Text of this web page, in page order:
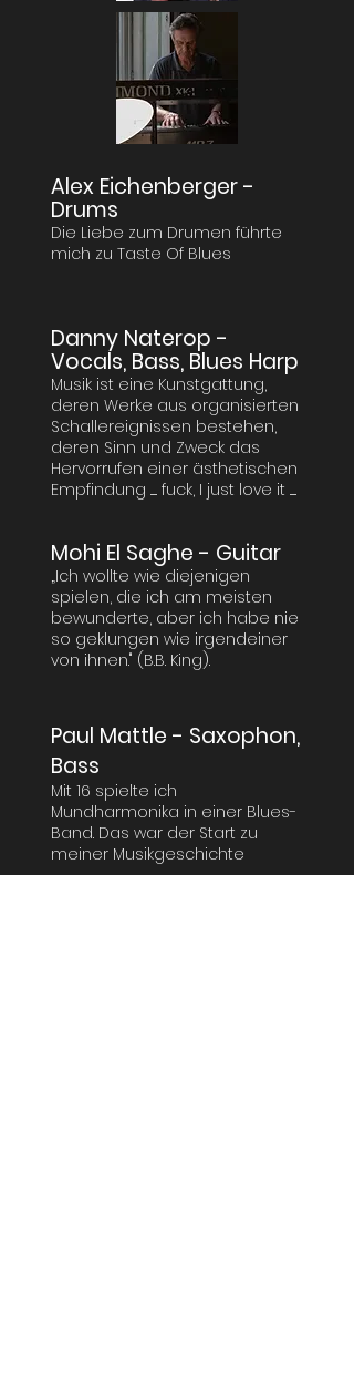
Alex Eichenberger -
Drums
Die Liebe zum Drumen führte
mich zu Taste Of Blues​
Danny Naterop -
Vocals, Bass, Blues Harp
Musik ist eine Kunstgattung,
deren Werke aus organisierten
Schallereignissen bestehen,
deren Sinn und Zweck das
Hervorrufen einer ästhetischen
Empfindung ...... fuck, I just love it ......
Mohi El Saghe - Guitar
„Ich wollte wie diejenigen
spielen, die ich am meisten
bewunderte, aber ich habe nie
so geklungen wie irgendeiner
von ihnen." (B.B. King).
Paul Mattle - Saxophon,
Bass
Mit 16 spielte ich
Mundharmonika in einer Blues-
Band. Das war der Start zu
meiner Musikgeschichte